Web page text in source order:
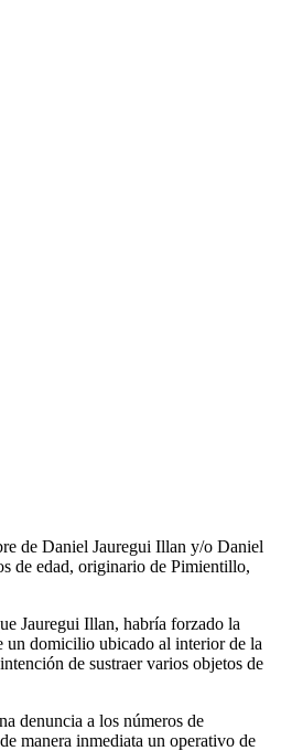
de Daniel Jauregui Illan y/o Daniel
de edad, originario de Pimientillo,
Jauregui Illan, habría forzado la
un domicilio ubicado al interior de la
de sustraer varios objetos de
denuncia a los números de
manera inmediata un operativo de